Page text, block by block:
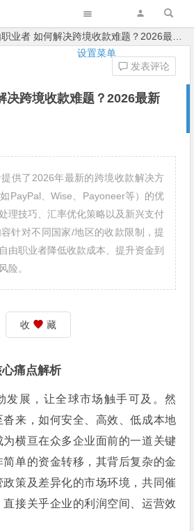
设置菜单
业者 如何解决跨境收款难题？2026最新最新攻略
决跨境收款难题？2026最新
发表评论
供了2026年最新的跨境收款解决方
PayPal、Wise、Payoneer等）的优
理技巧、汇率优化策略以及新兴支付
针对不同国家/地区的收款限制，提
由职业者降低收款成本、提升资金到
险。
收 藏
痛点解析
发展，让全球市场触手可及。然
来，如何安全、高效、低成本地
横亘在众多企业面前的一道关键
单的资金转移，其背后复杂的金
策及差异化的市场环境，共同催
接关乎企业的利润空间、运营效